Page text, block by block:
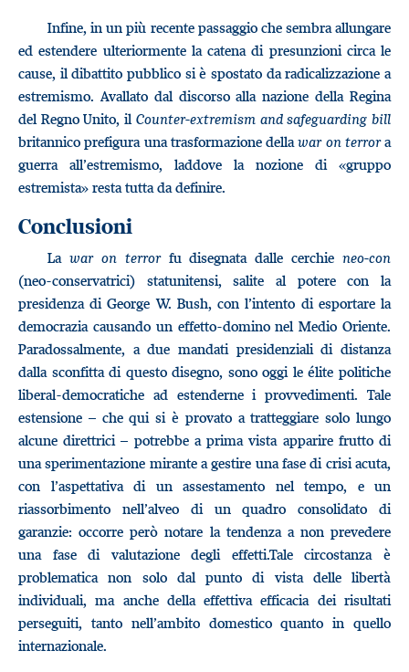
Infine, in un più recente passaggio che sembra allungare
ed estendere ulteriormente la catena di presunzioni circa le
cause, il dibattito pubblico si è spostato da radicalizzazione a
estremismo. Avallato dal discorso alla nazione della Regina
del Regno Unito, il Counter-extremism and safeguarding bill
britannico prefigura una trasformazione dellawar on terrora
guerra all’estremismo, laddove la nozione di «gruppo
estremista» resta tutta da definire.
Conclusioni
La war on terrorfu disegnata dalle cerchie neo-con
(neo-conservatrici) statunitensi, salite al potere con la
presidenza di George W. Bush, con l’intento di esportare la
democrazia causando un effetto-domino nel Medio Oriente.
Paradossalmente, a due mandati presidenziali di distanza
dalla sconfitta di questo disegno, sono oggi le élite politiche
liberal-democratiche ad estenderne i provvedimenti. Tale
estensione – che qui si è provato a tratteggiare solo lungo
alcune direttrici – potrebbe a prima vista apparire frutto di
una sperimentazione mirante a gestire una fase di crisi acuta,
con l’aspettativa di un assestamento nel tempo, e un
riassorbimento nell’alveo di un quadro consolidato di
garanzie: occorre però notare la tendenza a non prevedere
una fase di valutazione degli effetti.Tale circostanza è
problematica non solo dal punto di vista delle libertà
individuali, ma anche della effettiva efficacia dei risultati
perseguiti, tanto nell’ambito domestico quanto in quello
internazionale.